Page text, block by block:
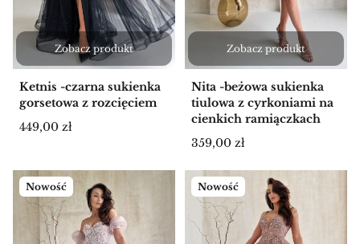
Zobacz produkt
Ketnis -czarna sukienka
gorsetowa z rozcięciem
Cena
449,00 zł
Zobacz produkt
Nita -beżowa sukienka
tiulowa z cyrkoniami na
cienkich ramiączkach
Cena
359,00 zł
Nowość Nowość